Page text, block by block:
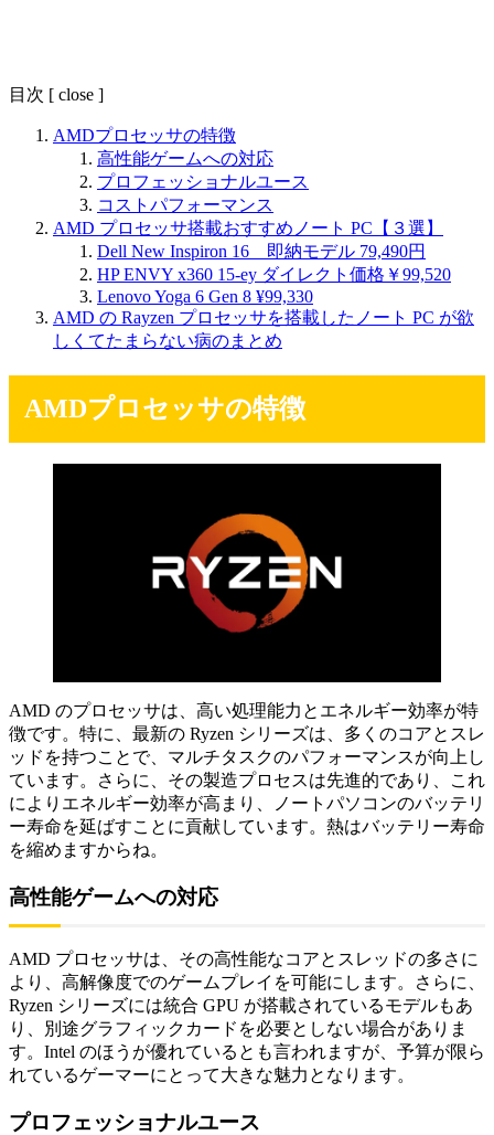
目次 [ close ]
AMDプロセッサの特徴
高性能ゲームへの対応
プロフェッショナルユース
コストパフォーマンス
AMD プロセッサ搭載おすすめノート PC【３選】
Dell New Inspiron 16 即納モデル 79,490円
HP ENVY x360 15-ey ダイレクト価格￥99,520
Lenovo Yoga 6 Gen 8 ¥99,330
AMD の Rayzen プロセッサを搭載したノート PC が欲
しくてたまらない病のまとめ
AMDプロセッサの特徴
AMD のプロセッサは、高い処理能力とエネルギー効率が特
徴です。特に、最新の Ryzen シリーズは、多くのコアとスレ
ッドを持つことで、マルチタスクのパフォーマンスが向上し
ています。さらに、その製造プロセスは先進的であり、これ
によりエネルギー効率が高まり、ノートパソコンのバッテリ
ー寿命を延ばすことに貢献しています。熱はバッテリー寿命
を縮めますからね。
高性能ゲームへの対応
AMD プロセッサは、その高性能なコアとスレッドの多さに
より、高解像度でのゲームプレイを可能にします。さらに、
Ryzen シリーズには統合 GPU が搭載されているモデルもあ
り、別途グラフィックカードを必要としない場合がありま
す。Intel のほうが優れているとも言われますが、予算が限ら
れているゲーマーにとって大きな魅力となります。
プロフェッショナルユース